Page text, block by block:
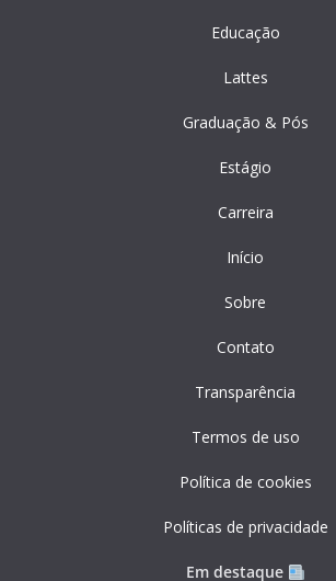
Educação
Lattes
Graduação & Pós
Estágio
Carreira
Início
Sobre
Contato
Transparência
Termos de uso
Política de cookies
Políticas de privacidade
Em destaque